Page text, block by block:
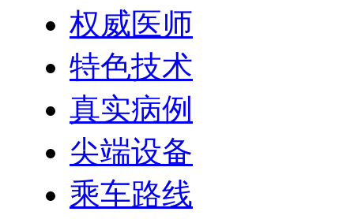
权威医师
特色技术
真实病例
尖端设备
乘车路线